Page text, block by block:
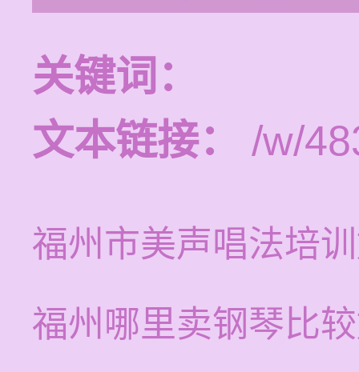
关键词：
文本链接：
/w/
福州市美声唱法培
福州哪里卖钢琴比